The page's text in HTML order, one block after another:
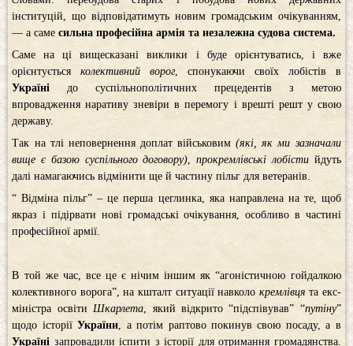
інституцій, що відповідатимуть новим громадським очікуванням,
— а самесильна професійна армія та незалежна судова система.
Саме на ці вищесказані виклики і буде орієнтуватись, і вже
орієнтуєтьсяколективний ворог, спонукаючи своїх лобістів в
Україні до суспільнополітичних прецедентів з метою
впровадження наративу зневіри в перемогу і врешті решт у свою
державу.
Так на тлі неповернення доплат військовим(які, як ми зазначали
вище є базою суспільного договору) ,прокремлівські лобістийдуть
далі намагаючись відмінити ще й частину пільг для ветеранів.
“ Відміна пільг” – це перша цеглинка, яка направлена на те, щоб
якраз і підірвати нові громадські очікування, особливо в частині
професійної армії.
В той же час, все це є нічим іншим як “агоністичною гойдалкою
колективного ворога”, на кшталт ситуації навколо кремлівця та екс-
міністра освіти Шкарлета , який відкрито “підспівував” “путіну”
щодо історіїУкраїни , а потім раптово покинув свою посаду, а в
Україні запровадили іспити з історії для отримання громадянства.